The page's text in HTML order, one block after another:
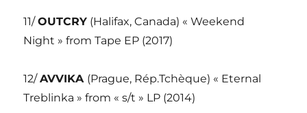
11/OUTCRY (Halifax, Canada) « Weekend
Night » from Tape EP (2017)
12/AVVIKA (Prague, Rép.Tchèque) « Eternal
Treblinka » from « s/t » LP (2014)